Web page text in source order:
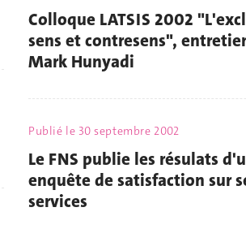
Colloque LATSIS 2002
sens et contresens",
Mark Hunyadi
Publié le 30 septembre 2002
Le FNS publie les résulats
enquête de satisfaction sur
services